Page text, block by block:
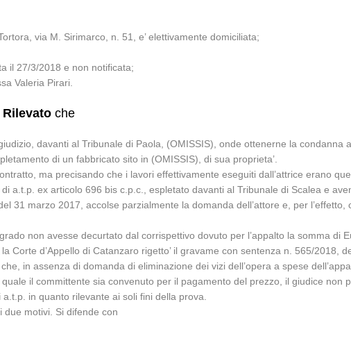
via M. Sirimarco, n. 51, e’ elettivamente domiciliata;
il 27/3/2018 e non notificata;
Valeria Pirari.
Rilevato che
davanti al Tribunale di Paola, (OMISSIS), onde ottenerne la condanna
di un fabbricato sito in (OMISSIS), di sua proprieta’.
ma precisando che i lavori effettivamente eseguiti dall’attrice erano
a.t.p. ex articolo 696 bis c.p.c., espletato davanti al Tribunale di Scalea e
31 marzo 2017, accolse parzialmente la domanda dell’attore e, per l’effetto,
non avesse decurtato dal corrispettivo dovuto per l’appalto la somma di
d’Appello di Catanzaro rigetto’ il gravame con sentenza n. 565/2018,
in assenza di domanda di eliminazione dei vizi dell’opera a spese
il committente sia convenuto per il pagamento del prezzo, il giudice non
in quanto rilevante ai soli fini della prova.
motivi. Si difende con